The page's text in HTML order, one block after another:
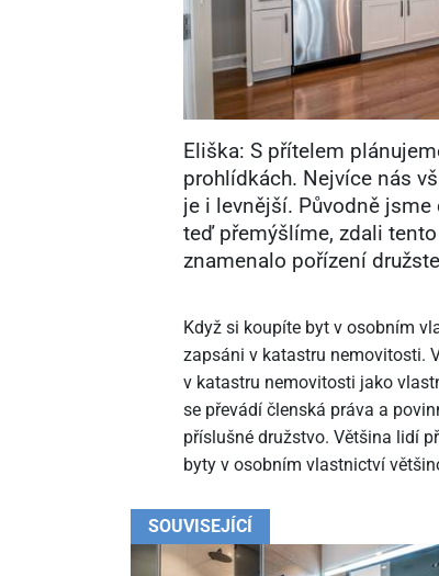
Eliška: S přítelem
prohlídkách. Nejvíce nás
je i levnější. Původně
teď přemýšlíme, zdali
znamenalo pořízení
Když si koupíte byt v osobním
zapsáni v katastru nemovitosti.
v katastru nemovitosti jako
se převádí členská práva a
příslušné družstvo. Většina lidí
byty v osobním vlastnictví
SOUVISEJÍCÍ